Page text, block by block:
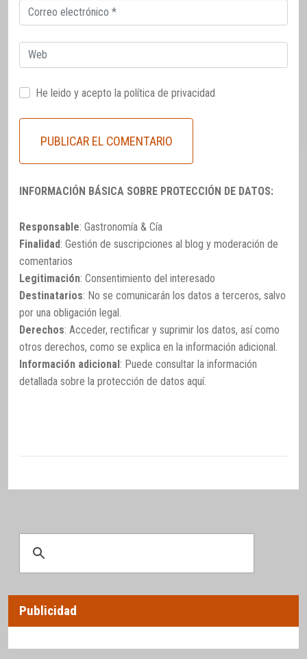
Correo
electrónico
Web
He leido y acepto la política de privacidad
INFORMACIÓN BÁSICA SOBRE PROTECCIÓN DE DATOS:
Responsable: Gastronomía & Cía
Finalidad: Gestión de suscripciones al blog y moderación de
comentarios
Legitimación: Consentimiento del interesado
Destinatarios: No se comunicarán los datos a terceros, salvo
por una obligación legal.
Derechos: Acceder, rectificar y suprimir los datos, así como
otros derechos, como se explica en la información adicional.
Información adicional: Puede consultar la información
detallada sobre la protección de datos aquí.
Publicidad